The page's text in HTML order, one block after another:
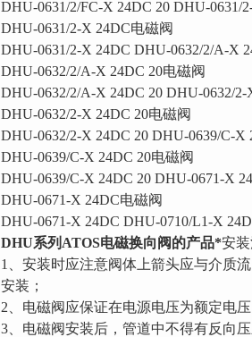
DHU-0631/2/FC-X 24DC 20 DHU-0631/
DHU-0631/2-X 24DC电磁阀
DHU-0631/2-X 24DC DHU-0632/2/A-X
DHU-0632/2/A-X 24DC 20电磁阀
DHU-0632/2/A-X 24DC 20 DHU-0632/
DHU-0632/2-X 24DC 20电磁阀
DHU-0632/2-X 24DC 20 DHU-0639/C-X
DHU-0639/C-X 24DC 20电磁阀
DHU-0639/C-X 24DC 20 DHU-0671-X
DHU-0671-X 24DC电磁阀
DHU-0671-X 24DC DHU-0710/L1-X
DHU系列ATOS电磁换向阀的产品*安
1、安装时应注意阀体上箭头应与介质
安装；
2、电磁阀应保证在电源电压为额定电
3、电磁阀安装后，管道中不得有反向